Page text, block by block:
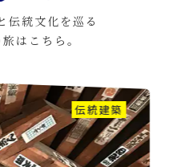
伝統文化を巡る
はこちら。
伝統建築